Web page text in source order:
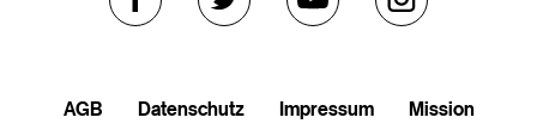
Externer Externer Externer Externer
AGB Datenschutz Impressum Mission